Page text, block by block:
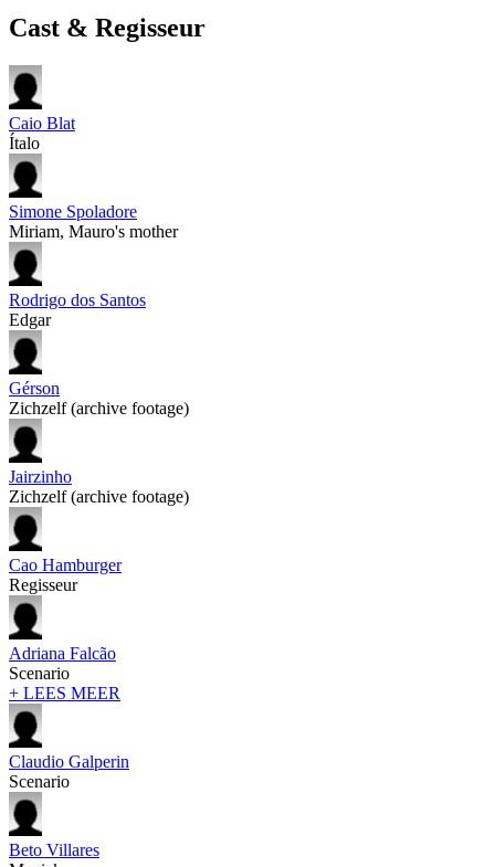
Cast & Regisseur
Caio Blat
Ítalo
Simone Spoladore
Miriam, Mauro's mother
Rodrigo dos Santos
Edgar
Gérson
Zichzelf (archive footage)
Jairzinho
Zichzelf (archive footage)
Cao Hamburger
Regisseur
Adriana Falcão
Scenario
+ LEES MEER
Claudio Galperin
Scenario
Beto Villares